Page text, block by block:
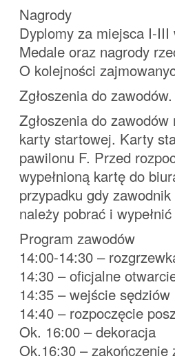
Nagrody
Dyplomy za miejsca I-
Medale oraz nagrody
O kolejności
Zgłoszenia do zawodów.
Zgłoszenia do
karty startowej. Karty
pawilonu F. Przed
wypełnioną kartę do
przypadku gdy
należy pobrać i
Program zawodów
14:00-14:30 –
14:30 – oficjalne
14:35 – wejście sędziów
14:40 – rozpoczęcie
Ok. 16:00 – dekoracja
Ok.16:30 – zakończenie